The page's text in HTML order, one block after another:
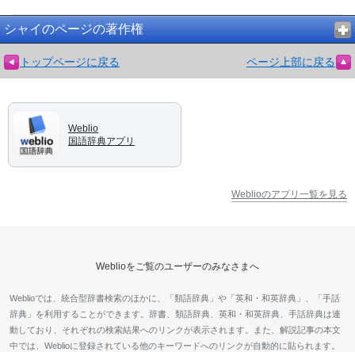
シャイのページの著作権
トップページに戻る ページ上部に戻る
Weblio
国語辞典アプリ
Weblioのアプリ一覧を見る
Weblioをご覧のユーザーのみなさまへ
Weblioでは、統合型辞書検索のほかに、「類語辞典」や「英和・和英辞典」、「手話
辞典」を利用することができます。辞書、類語辞典、英和・和英辞典、手話辞典は連
動しており、それぞれの検索結果へのリンクが表示されます。また、解説記事の本文
中では、Weblioに登録されている他のキーワードへのリンクが自動的に貼られます。